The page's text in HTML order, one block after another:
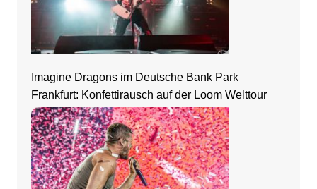
Imagine Dragons im Deutsche Bank Park
Frankfurt: Konfettirausch auf der Loom Welttour